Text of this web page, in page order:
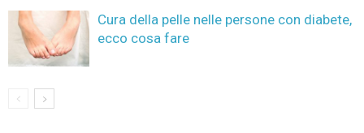
Cura della pelle nelle persone con diabete,
ecco cosa fare